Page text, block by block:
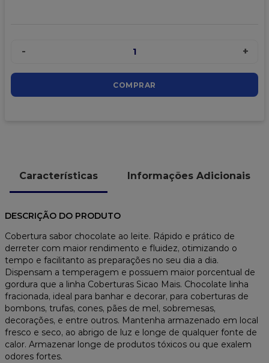
- 1 +
COMPRAR
Características Informações Adicionais
DESCRIÇÃO DO PRODUTO
Cobertura sabor chocolate ao leite. Rápido e prático de
derreter com maior rendimento e fluidez, otimizando o
tempo e facilitanto as preparações no seu dia a dia.
Dispensam a temperagem e possuem maior porcentual de
gordura que a linha Coberturas Sicao Mais. Chocolate linha
fracionada, ideal para banhar e decorar, para coberturas de
bombons, trufas, cones, pães de mel, sobremesas,
decorações, e entre outros. Mantenha armazenado em local
fresco e seco, ao abrigo de luz e longe de qualquer fonte de
calor. Armazenar longe de produtos tóxicos ou que exalem
odores fortes.